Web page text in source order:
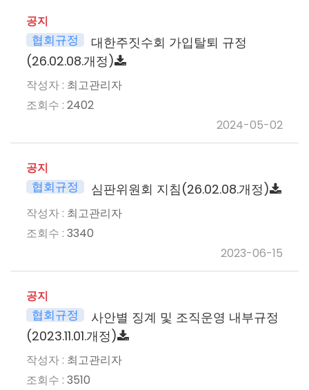
공지
협회규정
대한주짓수회 가입탈퇴 규정
(26.02.08.개정)
최고관리자
2402
2024-05-02
공지
협회규정 심판위원회 지침(26.02.08.개정)
최고관리자
3340
2023-06-15
공지
협회규정
사안별 징계 및 조직운영 내부규정
(2023.11.01.개정)
최고관리자
3510